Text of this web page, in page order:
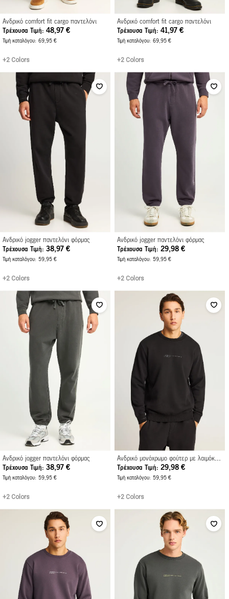
Ανδρικό comfort fit cargo παντελόνι
Τρέχουσα Τιμή
48,97 €
Τιμή καταλόγου 69,95 €
+2 Colors
Ανδρικό comfort fit cargo παντελόνι
Τρέχουσα Τιμή
41,97 €
Τιμή καταλόγου 69,95 €
+2 Colors
Ανδρικό jogger παντελόνι φόρμας
Τρέχουσα Τιμή
38,97 €
Τιμή καταλόγου 59,95 €
+2 Colors
Ανδρικό jogger παντελόνι φόρμας
Τρέχουσα Τιμή
29,98 €
Τιμή καταλόγου 59,95 €
+2 Colors
Ανδρικό jogger παντελόνι φόρμας
Τρέχουσα Τιμή
38,97 €
Τιμή καταλόγου 59,95 €
+2 Colors
Τρέχουσα Τιμή
29,98 €
Τιμή καταλόγου 59,95 €
+2 Colors